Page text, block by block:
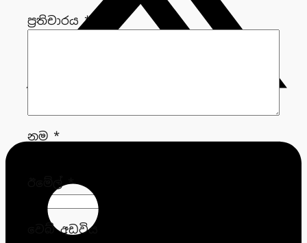
ප්‍රතිචාරය*
නම *
ඊමේල්*
වෙබ් අඩවිය